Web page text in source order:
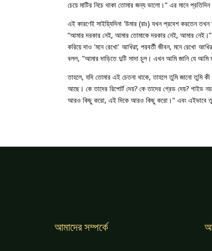
চেয়ে মাটির নিচে থাকা তোমার জন্য ভালো।" এর মানে
এই কারণেই সাইয়্যিদিনা 'উমার (রাঃ) যখন প্রবেশ করতেন
“আমার দরকার নেই, আমার তোমাকে দরকার নেই, আমার
করিয়ে দাও 'মনে রেখো' আখিরা, পরবর্তী জীবন, মনে রেখো
বলল, "আমার দাড়িতে দুটি সাদা চুল। এখন আমি জানি যে
তাহলে, যদি তোমার এই চেতনা থাকে, তাহলে তুমি জানো তুমি
আছে। কে তাদের রিপোর্ট দেয়? কে তাদের গ্রেড দেয়?
আরও কিছু করো, এই দিকে আরও কিছু করো।" এবং এইভাবে
আমাদের সম্পর্কে